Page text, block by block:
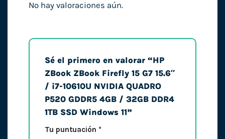
No hay valoraciones aún.
Sé el primero en valorar “HP
ZBook ZBook Firefly 15 G7 15.6″
/ i7-10610U NVIDIA QUADRO
P520 GDDR5 4GB / 32GB DDR4
1TB SSD Windows 11”
Tu puntuación *